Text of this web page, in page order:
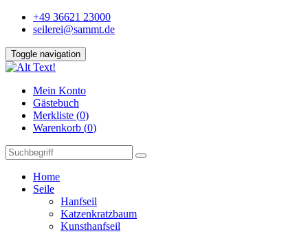
+49 36621 23000
seilerei@sammt.de
Toggle navigation
Mein Konto
Gästebuch
Merkliste (0)
Warenkorb (0)
Home
Seile
Hanfseil
Katzenkratzbaum
Kunsthanfseil